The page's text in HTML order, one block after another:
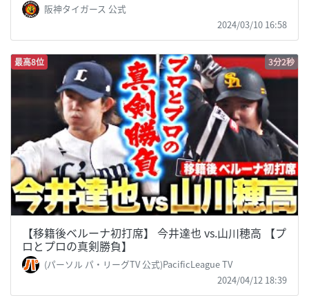
阪神タイガース 公式
2024/03/10 16:58
最高8位 3分2秒
【移籍後ベルーナ初打席】 今井達也 vs.山川穂高 【プ
ロとプロの真剣勝負】
(パーソル パ・リーグTV 公式)PacificLeague TV
2024/04/12 18:39